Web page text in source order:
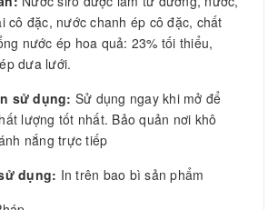
cô đặc, nước chanh ép cô đặc, chất
nước ép hoa quả: 23% tối thiểu,
dưa lưới.
sử dụng: Sử dụng ngay khi mở để
lượng tốt nhất. Bảo quản nơi khô
nắng trực tiếp
dụng: In trên bao bì sản phẩm